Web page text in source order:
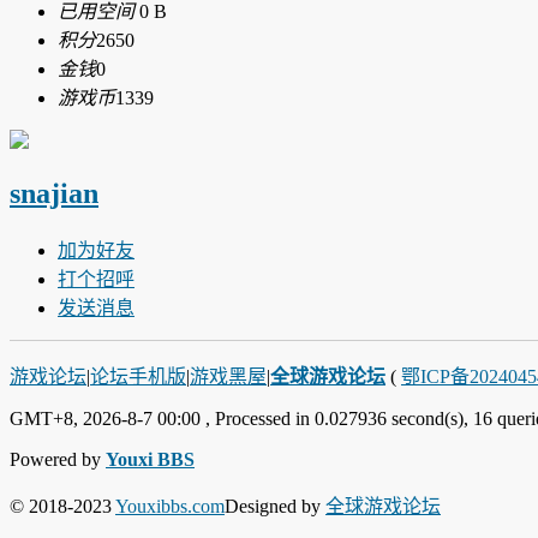
已用空间0 B
积分2650
金钱0
游戏币1339
snajian
加为好友
打个招呼
发送消息
游戏论坛|论坛手机版|游戏黑屋|全球游戏论坛 ( 鄂ICP备
GMT+8, 2026-8-7 00:00 , Processed in 0.027936 second(s), 16
Powered by Youxi BBS
© 2018-2023Youxibbs.comDesigned by 全球游戏论坛